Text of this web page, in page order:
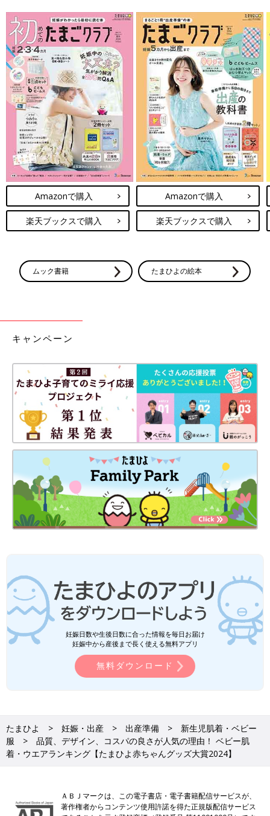
Amazonで購入
楽天ブックスで購入
Amazonで購入
楽天ブックスで購入
ムック書籍 たまひよの絵本
キャンペーン
妊娠日数や生後日数に合った情報を毎日お届け
妊娠中から産後まで長く使える無料アプリ
無料ダウンロード
たまひよ 妊娠・出産 出産準備
新生児肌着・ベビー
服
品質、デザイン、コスパの良さが人気の理由！ ベビー肌
着・ウエアランキング【たまひよ赤ちゃんグッズ大賞2024】
ＡＢＪマークは、この電子書店・電子書籍配信サービスが、
著作権者からコンテンツ使用許諾を得た正規版配信サービス